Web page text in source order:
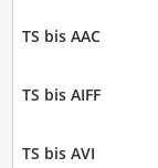
TS bis AAC
TS bis AIFF
TS bis AVI